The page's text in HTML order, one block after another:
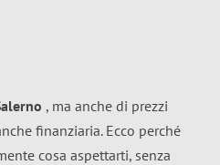
, ma anche di prezzi
finanziaria. Ecco perché
cosa aspettarti, senza